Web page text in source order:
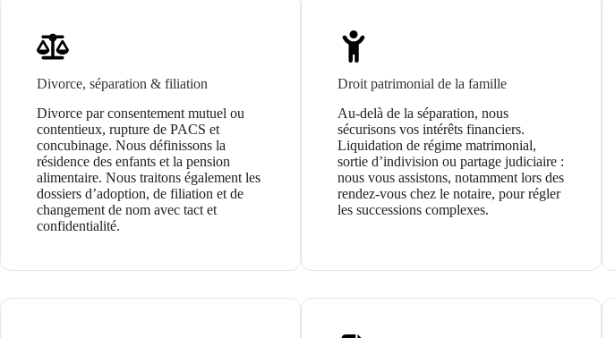
Divorce, séparation & filiation
Divorce par consentement mutuel ou
contentieux, rupture de PACS et
concubinage. Nous définissons la
résidence des enfants et la pension
alimentaire. Nous traitons également les
dossiers d’adoption, de filiation et de
changement de nom avec tact et
confidentialité.
Droit patrimonial de la famille
Au-delà de la séparation, nous
sécurisons vos intérêts financiers.
Liquidation de régime matrimonial,
sortie d’indivision ou partage judiciaire :
nous vous assistons, notamment lors des
rendez-vous chez le notaire, pour régler
les successions complexes.